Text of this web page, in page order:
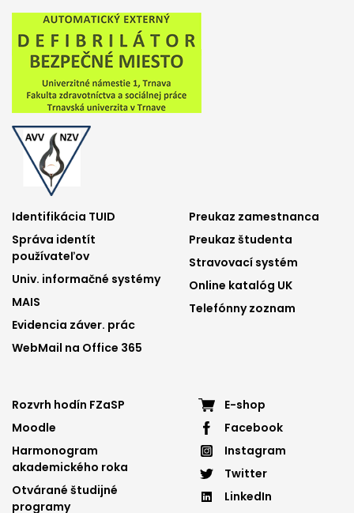
Footer
menu
1
Identifikácia TUID
Správa identít
používateľov
Univ. informačné systémy
MAIS
Evidencia záver. prác
WebMail na Office 365
Footer
menu
2
Preukaz zamestnanca
Preukaz študenta
Stravovací systém
Online katalóg UK
Telefónny zoznam
Footer
menu
3
Rozvrh hodín FZaSP
Moodle
Harmonogram
akademického roka
Otvárané študijné
programy
Footer
menu
4
E-shop
Facebook
Instagram
Twitter
LinkedIn